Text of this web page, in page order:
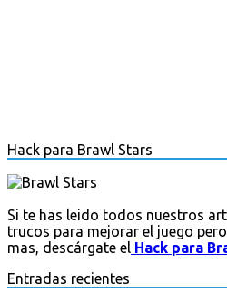
Hack para Brawl Stars
Si te has leido todos nuestros
trucos para mejorar el juego
mas, descárgate el Hack para
Entradas recientes